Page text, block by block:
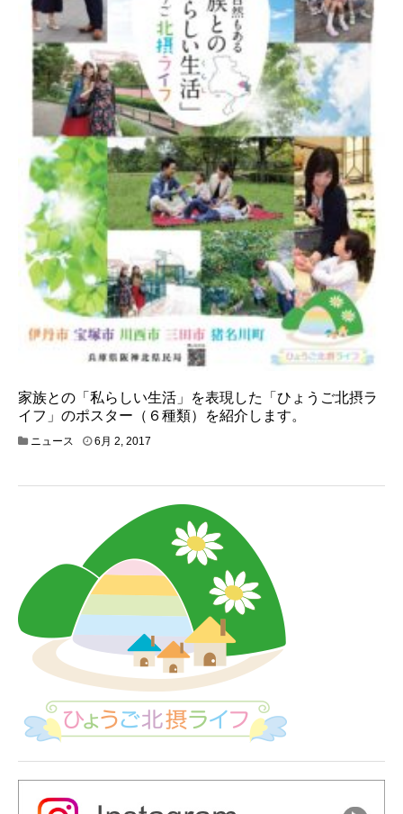
家族との「私らしい生活」を表現した「ひょうご北摂ラ
イフ」のポスター（６種類）を紹介します。
ニュース 6月 2, 2017